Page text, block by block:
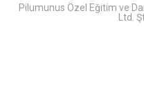
Pilumunus Özel Eğitim ve
Ltd.